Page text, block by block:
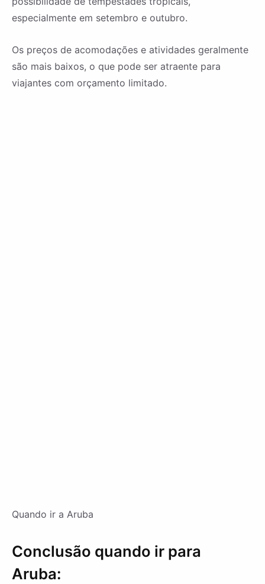
especialmente em setembro e outubro.
Os preços de acomodações e atividades geralmente
são mais baixos, o que pode ser atraente para
viajantes com orçamento limitado.
Quando ir a Aruba
Conclusão quando ir para
Aruba: